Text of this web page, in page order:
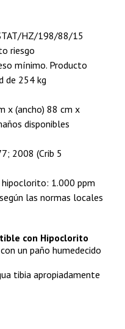
HZ/198/88/15
riesgo
mínimo. Producto
de 254 kg
x (ancho) 88 cm x
disponibles
2008 (Crib 5
1.000 ppm
las normas locales
con Hipoclorito
un paño humedecido
tibia apropiadamente